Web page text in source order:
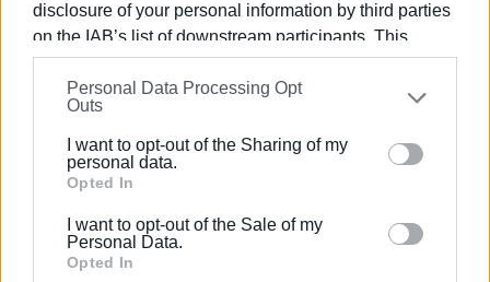
disclosure of your personal information by third parties
on the IAB’s list of downstream participants. This
information may also be disclosed by us to third parties
on theIAB’s List of Downstream Participants
that may
further disclose it to other third parties.
Please note that this website/app uses one or more
Google services and may gather and store information
behaviour. You may click to grant or deny consent to
Google and its third-party tags to use your data for
Personal Data Processing Opt
Outs
I want to opt-out of the Sharing of my
personal data.
Opted In
I want to opt-out of the Sale of my
Personal Data.
Opted In